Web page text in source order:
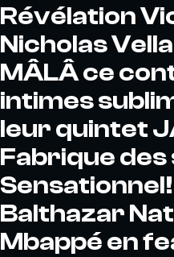
Révélation
Nicholas
MÂLÂ ce
intimes
leur quintet
Fabrique
Balthazar
Mbappé en